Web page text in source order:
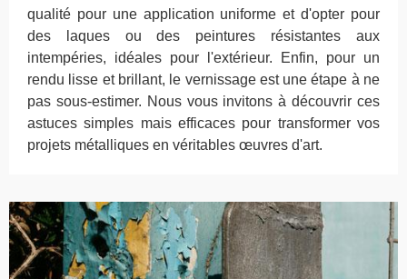
qualité pour une application uniforme et d'opter pour
des laques ou des peintures résistantes aux
intempéries, idéales pour l'extérieur. Enfin, pour un
rendu lisse et brillant, le vernissage est une étape à ne
pas sous-estimer. Nous vous invitons à découvrir ces
astuces simples mais efficaces pour transformer vos
projets métalliques en véritables œuvres d'art.